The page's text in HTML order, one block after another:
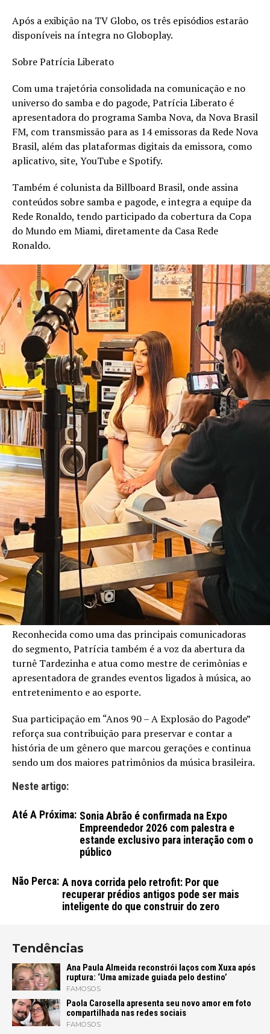
Após a exibição na TV Globo, os três episódios estarão
disponíveis na íntegra no Globoplay.
Sobre Patrícia Liberato
Com uma trajetória consolidada na comunicação e no
universo do samba e do pagode, Patrícia Liberato é
apresentadora do programa Samba Nova, da Nova Brasil
FM, com transmissão para as 14 emissoras da Rede Nova
Brasil, além das plataformas digitais da emissora, como
aplicativo, site, YouTube e Spotify.
Também é colunista da Billboard Brasil, onde assina
conteúdos sobre samba e pagode, e integra a equipe da
Rede Ronaldo, tendo participado da cobertura da Copa
do Mundo em Miami, diretamente da Casa Rede
Ronaldo.
Reconhecida como uma das principais comunicadoras
do segmento, Patrícia também é a voz da abertura da
turnê Tardezinha e atua como mestre de cerimônias e
apresentadora de grandes eventos ligados à música, ao
entretenimento e ao esporte.
Sua participação em “Anos 90 – A Explosão do Pagode”
reforça sua contribuição para preservar e contar a
história de um gênero que marcou gerações e continua
sendo um dos maiores patrimônios da música brasileira.
Neste artigo:
Até A Próxima: Sonia Abrão é confirmada na Expo
Empreendedor 2026 com palestra e
estande exclusivo para interação com o
público
Não Perca: A nova corrida pelo retrofit: Por que
recuperar prédios antigos pode ser mais
inteligente do que construir do zero
Tendências
Ana Paula Almeida reconstrói laços com Xuxa após
ruptura: ‘Uma amizade guiada pelo destino’
FAMOSOS
Paola Carosella apresenta seu novo amor em foto
compartilhada nas redes sociais
FAMOSOS